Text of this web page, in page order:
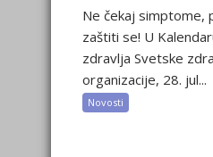
Ne čekaj simptome,
zaštiti se! U
zdravlja Svetske
organizacije, 28. jul...
Novosti